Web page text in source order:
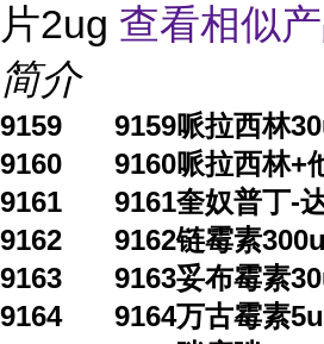
片2ug 查看相似
简介
9159
9159哌拉西林
9160
9160哌拉西林+
9161
9161奎奴普丁-
9162
9162链霉素
9163
9163妥布霉素
9164
9164万古霉素